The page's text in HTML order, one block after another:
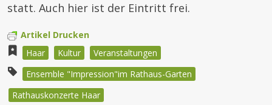
statt. Auch hier ist der Eintritt frei.
Artikel Drucken
Haar
Kultur
Veranstaltungen
Ensemble "Impression"im Rathaus-Garten
Rathauskonzerte Haar